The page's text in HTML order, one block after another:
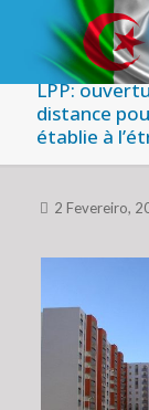
LPP:
distance
établie à
2 Fevereiro,